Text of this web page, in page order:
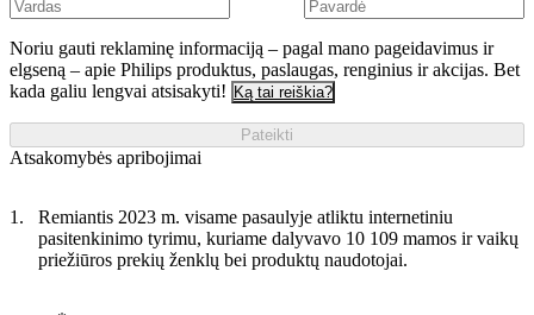
Noriu gauti reklaminę informaciją – pagal mano pageidavimus ir
elgseną – apie Philips produktus, paslaugas, renginius ir akcijas. Bet
kada galiu lengvai atsisakyti! Ką tai reiškia?
Pateikti
Atsakomybės apribojimai
Remiantis 2023 m. visame pasaulyje atliktu internetiniu
pasitenkinimo tyrimu, kuriame dalyvavo 10 109 mamos ir vaikų
priežiūros prekių ženklų bei produktų naudotojai.